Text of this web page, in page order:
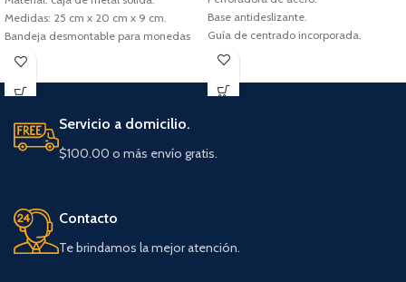
Medidas: 25 cm x 20 cm x 9 cm.
Bandeja desmontable para monedas
(5 divisiones).
Cerradura de cilindro con 2 llaves.
Base antideslizante.
Guía de centrado incorporada.
Servicio a domicilio.
$100.00 o más envío gratis.
Contacto
Te brindamos la mejor atención.